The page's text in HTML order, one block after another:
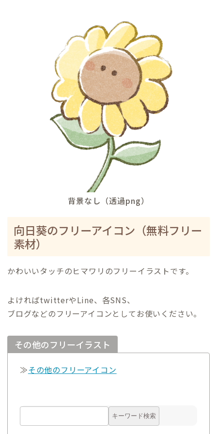
背景なし（透過png）
向日葵のフリーアイコン（無料フリー
素材）
かわいいタッチのヒマワリのフリーイラストです。
よければtwitterやLine、各SNS、
ブログなどのフリーアイコンとしてお使いください。
その他のフリーイラスト
≫その他のフリーアイコン